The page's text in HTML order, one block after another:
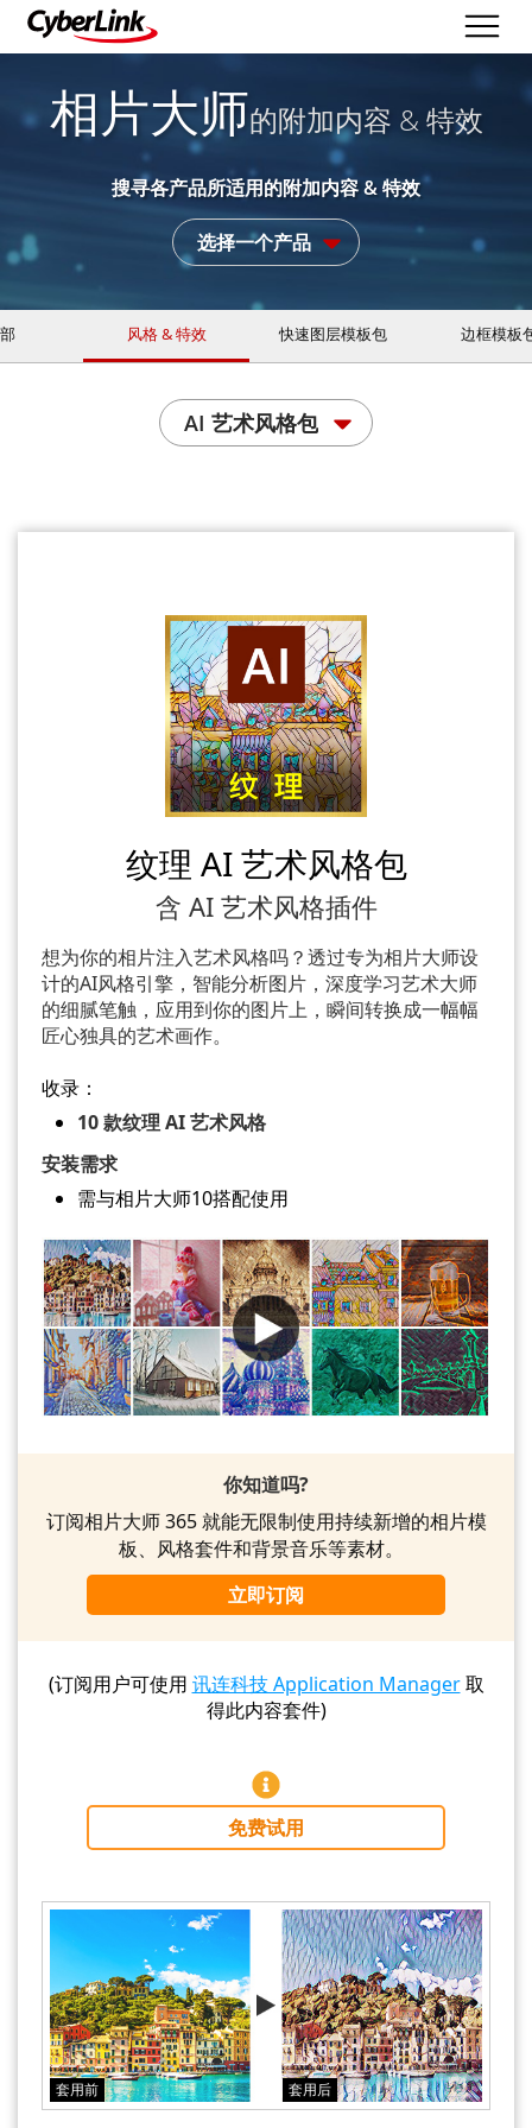
相片大师的附加内容 & 特效
搜寻各产品所适用的附加内容 & 特效
选择一个产品
风格 & 特效 快速图层模板包 边框模板
AI 艺术风格包
纹理 AI 艺术风格包
含 AI 艺术风格插件
想为你的相片注入艺术风格吗？透过专为相片大师设
计的AI风格引擎，智能分析图片，深度学习艺术大师
的细腻笔触，应用到你的图片上，瞬间转换成一幅幅
匠心独具的艺术画作。
收录：
10 款纹理 AI 艺术风格
安装需求
需与相片大师10搭配使用
你知道吗?
订阅相片大师 365 就能无限制使用持续新增的相片模
板、风格套件和背景音乐等素材。
立即订阅
(订阅用户可使用 讯连科技 Application Manager取
得此内容套件)
免费试用
套用前 套用后